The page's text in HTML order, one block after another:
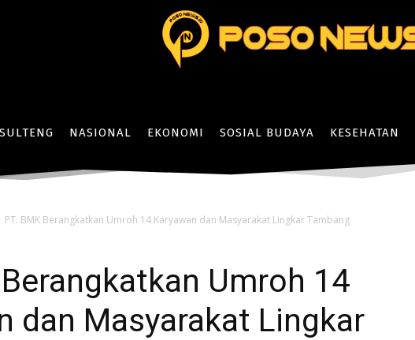
SULTENG NASIONAL EKONOMI SOSIAL BUDAYA KESEHATAN
PT. BMK Berangkatkan Umroh 14 Karyawan dan Masyarakat Lingkar Tambang
Berangkatkan Umroh 14
dan Masyarakat Lingkar